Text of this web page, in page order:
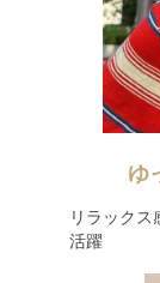
ゆ
リラックス
活躍